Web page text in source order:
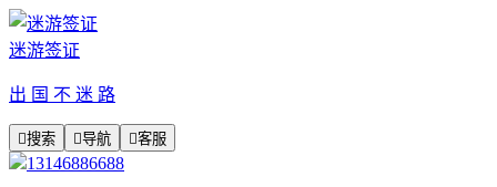
迷游签证
出 国 不 迷 路
搜索 导航 客服
13146886688